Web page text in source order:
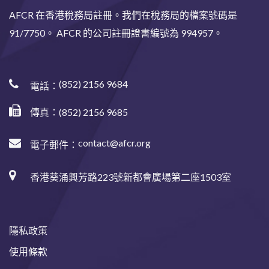
AFCR 在香港稅務局註冊。我們在稅務局的檔案號碼是
91/7750。 AFCR 的公司註冊證書編號為 994957。
電話： (852) 2156 9684
傳真：(852) 2156 9685
電子郵件： contact@afcr.org
香港葵涌興芳路223號新都會廣場第二座1503室
隱私政策
使用條款